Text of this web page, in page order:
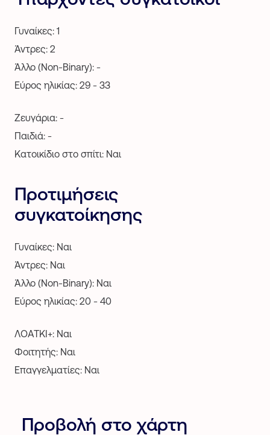
Γυναίκες: 1
Άντρες: 2
Άλλο (Non-Binary): -
Εύρος ηλικίας: 29 - 33
Ζευγάρια: -
Παιδιά: -
Κατοικίδιο στο σπίτι: Ναι
Προτιμήσεις
συγκατοίκησης
Γυναίκες: Ναι
Άντρες: Ναι
Άλλο (Non-Binary): Ναι
Εύρος ηλικίας: 20 - 40
ΛΟΑΤΚΙ+: Ναι
Φοιτητής: Ναι
Επαγγελματίες: Ναι
Προβολή στο χάρτη